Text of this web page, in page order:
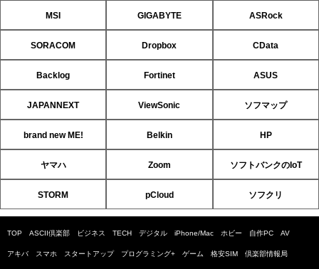
MSI GIGABYTE ASRock
SORACOM Dropbox CData
Backlog Fortinet ASUS
JAPANNEXT ViewSonic ソフマップ
brand new ME! Belkin HP
ヤマハ Zoom ソフトバンクのIoT
STORM pCloud ソフクリ
TOP ASCII倶楽部 ビジネス TECH デジタル iPhone/Mac ホビー 自作PC AV
アキバ スマホ スタートアップ プログラミング+ ゲーム 格安SIM 倶楽部情報局